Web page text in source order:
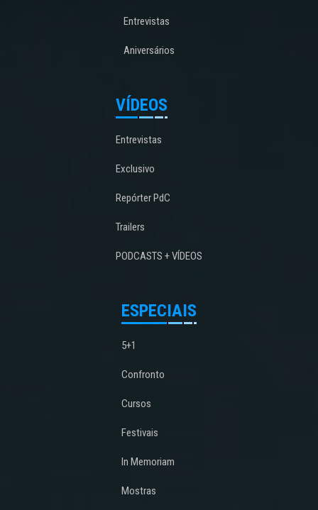
Entrevistas
Aniversários
VÍDEOS
Entrevistas
Exclusivo
Repórter PdC
Trailers
PODCASTS + VÍDEOS
ESPECIAIS
5+1
Confronto
Cursos
Festivais
In Memoriam
Mostras